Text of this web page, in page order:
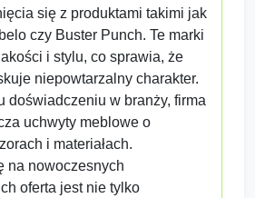
się z produktami takimi jak
czy Buster Punch. Te marki
i stylu, co sprawia, że
niepowtarzalny charakter.
doświadczeniu w branży, firma
uchwyty meblowe o
i materiałach.
na nowoczesnych
oferta jest nie tylko